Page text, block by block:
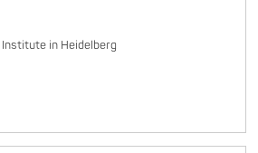
in Heidelberg